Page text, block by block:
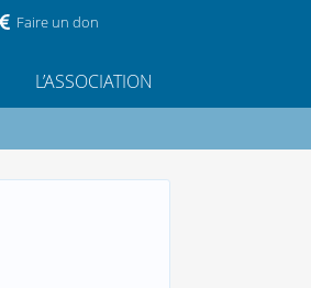
Faire un don
L’ASSOCIATION